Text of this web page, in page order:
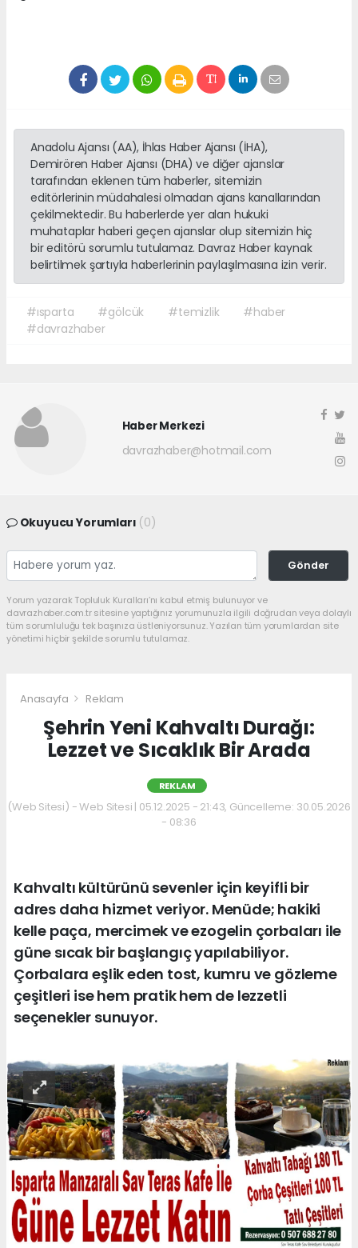
Anadolu Ajansı (AA), İhlas Haber Ajansı (İHA),
Demirören Haber Ajansı (DHA) ve diğer ajanslar
tarafından eklenen tüm haberler, sitemizin
editörlerinin müdahalesi olmadan ajans kanallarından
çekilmektedir. Bu haberlerde yer alan hukuki
muhataplar haberi geçen ajanslar olup sitemizin hiç
bir editörü sorumlu tutulamaz. Davraz Haber kaynak
belirtilmek şartıyla haberlerinin paylaşılmasına izin verir.
#ısparta #gölcük #temizlik
#haber
#davrazhaber
Haber Merkezi
davrazhaber@hotmail.com
Okuyucu Yorumları (0)
Gönder
Yorum yazarak Topluluk Kuralları’nı kabul etmiş bulunuyor ve
davrazhaber.com.tr sitesine yaptığınız yorumunuzla ilgili doğrudan veya dolaylı
tüm sorumluluğu tek başınıza üstleniyorsunuz. Yazılan tüm yorumlardan site
yönetimi hiçbir şekilde sorumlu tutulamaz.
Anasayfa Reklam
Şehrin Yeni Kahvaltı Durağı:
Lezzet ve Sıcaklık Bir Arada
REKLAM
(Web Sitesi) - Web Sitesi | 05.12.2025 - 21:43, Güncelleme: 30.05.2026
- 08:36
Kahvaltı kültürünü sevenler için keyifli bir
adres daha hizmet veriyor. Menüde; hakiki
kelle paça, mercimek ve ezogelin çorbaları ile
güne sıcak bir başlangıç yapılabiliyor.
Çorbalara eşlik eden tost, kumru ve gözleme
çeşitleri ise hem pratik hem de lezzetli
seçenekler sunuyor.